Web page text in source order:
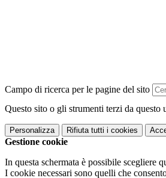
Campo di ricerca per le pagine del sito
Questo sito o gli strumenti terzi da
Personalizza Rifiuta tutti i cookies
Gestione cookie
In questa schermata è possibile scegliere
I cookie necessari sono quelli che